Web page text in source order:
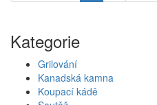
Kategorie
Grilování
Kanadská kamna
Koupací kádě